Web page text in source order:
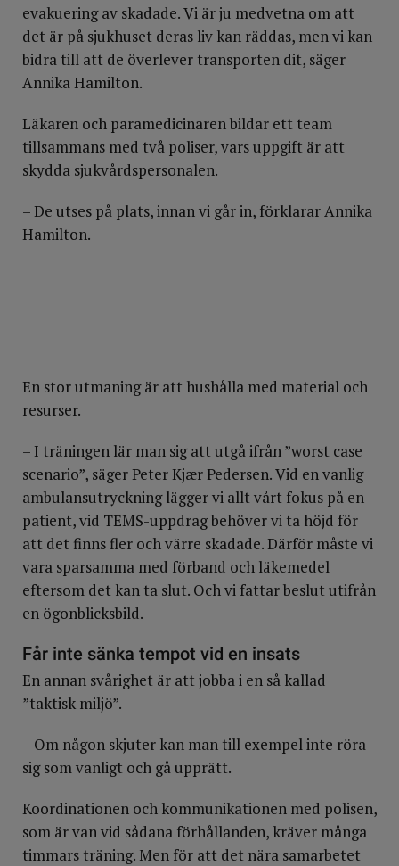
evakuering av skadade. Vi är ju medvetna om att
det är på sjukhuset deras liv kan räddas, men vi kan
bidra till att de överlever transporten dit, säger
Annika Hamilton.
Läkaren och paramedicinaren bildar ett team
tillsammans med två poliser, vars uppgift är att
skydda sjukvårdspersonalen.
– De utses på plats, innan vi går in, förklarar Annika
Hamilton.
En stor utmaning är att hushålla med material och
resurser.
– I träningen lär man sig att utgå ifrån ”worst case
scenario”, säger Peter Kjær Pedersen. Vid en vanlig
ambulansutryckning lägger vi allt vårt fokus på en
patient, vid TEMS-uppdrag behöver vi ta höjd för
att det finns fler och värre skadade. Därför måste vi
vara sparsamma med förband och läkemedel
eftersom det kan ta slut. Och vi fattar beslut utifrån
en ögonblicksbild.
Får inte sänka tempot vid en insats
En annan svårighet är att jobba i en så kallad
”taktisk miljö”.
– Om någon skjuter kan man till exempel inte röra
sig som vanligt och gå upprätt.
Koordinationen och kommunikationen med polisen,
som är van vid sådana förhållanden, kräver många
timmars träning. Men för att det nära samarbetet